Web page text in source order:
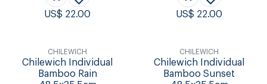
US$ 22.00 US$ 22.00
CHILEWICH
Chilewich Individual
Bamboo Rain
CHILEWICH
Chilewich Individual
Bamboo Sunset